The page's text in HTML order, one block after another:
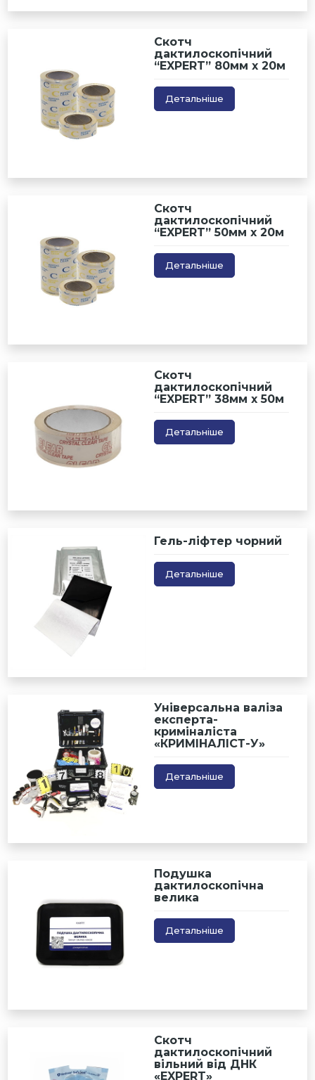
Скотч
дактилоскопічний
“EXPERT” 80мм х 20м
Детальніше
Скотч
дактилоскопічний
“EXPERT” 50мм х 20м
Детальніше
Скотч
дактилоскопічний
“EXPERT” 38мм х 50м
Детальніше
Гель-ліфтер чорний
Детальніше
Універсальна валіза
експерта-
криміналіста
«КРИМІНАЛІСТ-У»
Детальніше
Подушка
дактилоскопічна
велика
Детальніше
Скотч
дактилоскопічний
вільний від ДНК
«EXPERT»